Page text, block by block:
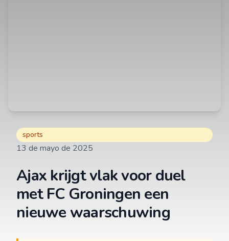
sports
13 de mayo de 2025
Ajax krijgt vlak voor duel
met FC Groningen een
nieuwe waarschuwing